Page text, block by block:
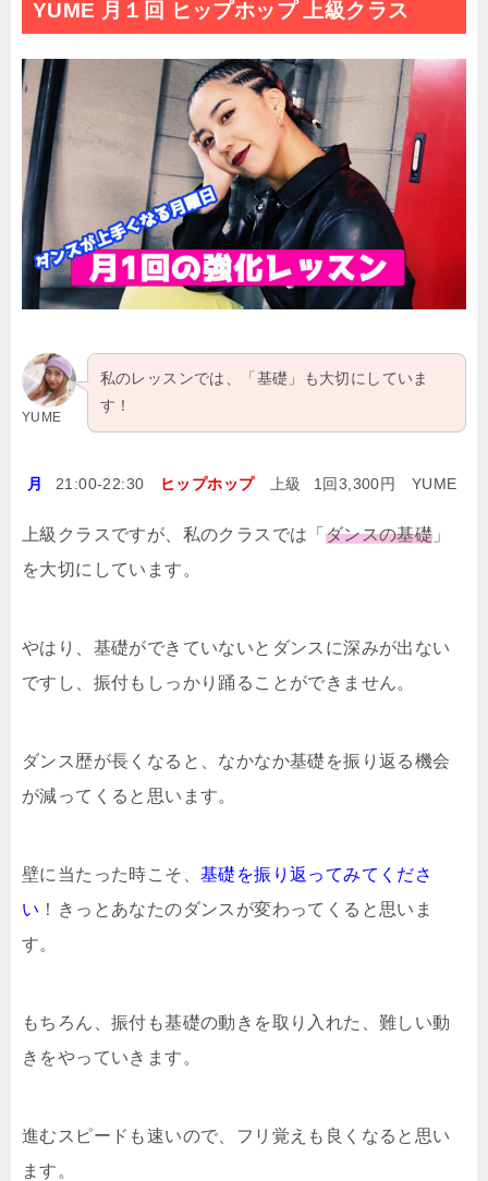
YUME 月１回 ヒップホップ 上級クラス
YUME
私のレッスンでは、「基礎」も大切にしていま
す！
月 21:00-22:30 ヒップホップ 上級 1回3,300円 YUME
上級クラスですが、私のクラスでは「 ダンスの基礎 」
を大切にしています。
やはり、基礎ができていないとダンスに深みが出ない
ですし、振付もしっかり踊ることができません。
ダンス歴が長くなると、なかなか基礎を振り返る機会
が減ってくると思います。
壁に当たった時こそ、 基礎を振り返ってみてくださ
い ！きっとあなたのダンスが変わってくると思いま
す。
もちろん、振付も基礎の動きを取り入れた、難しい動
きをやっていきます。
進むスピードも速いので、フリ覚えも良くなると思い
ます。